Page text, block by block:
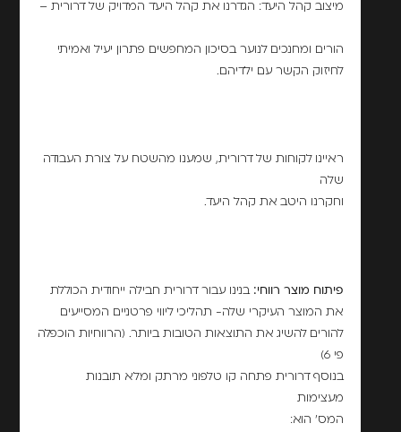
מיצוב קהל היעד: הגדרנו את קהל היעד המדויק של דרורית –
הורים ומחנכים לנוער בסיכון המחפשים פתרון יעיל ואמיתי
לחיזוק הקשר עם ילדיהם.
ראיינו לקוחות של דרורית, שמענו מהשטח על צורת העבודה
שלה
וחקרנו היטב את קהל היעד.
פיתוח מוצר רווחי: בנינו עבור דרורית חבילה ייחודית הכוללת
את המוצר העיקרי שלה- תהליכי ליווי פרטניים המסייעים
להורים להשיג את התוצאות הטובות ביותר. (הרווחיות הוכפלה
פי 6)
בנוסף דרורית פתחה קו טלפוני מרתק ומלא תובנות
מעצימות
המס' הוא: